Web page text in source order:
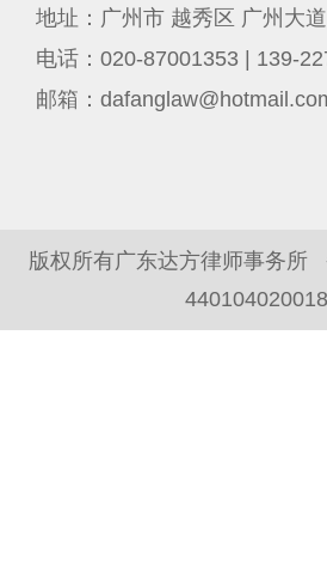
地址：广州市 越秀区 广州大
电话：020-87001353 | 139-
邮箱：
版权所有广东达方律师事务所